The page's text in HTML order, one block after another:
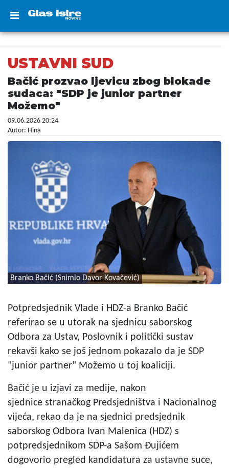
USTAVNI SUD
Bačić prozvao ljevicu zbog blokade
sudaca: "SDP je junior partner
Možemo"
09.06.2026 20:24
Autor: Hina
Branko Bačić (Snimio Davor Kovačević)
Potpredsjednik Vlade i HDZ-a Branko Bačić
referirao se u utorak na sjednicu saborskog
Odbora za Ustav, Poslovnik i politički sustav
rekavši kako se još jednom pokazalo da je SDP
"junior partner" Možemo u toj koaliciji.
Bačić je u izjavi za medije, nakon
sjednice stranačkog Predsjedništva i Nacionalnog
vijeća, rekao da je na sjednici predsjednik
saborskog Odbora Ivan Malenica (HDZ) s
potpredsjednikom SDP-a Sašom Đujićem
dogovorio pregled kandidatura za ustavne suce,